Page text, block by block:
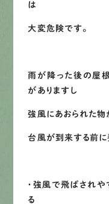
エントリー
営業
は
大変危険です。
雨が降った後の屋
がありますし
強風にあおられた物
台風が到来する前に
・強風で飛ばされ
る